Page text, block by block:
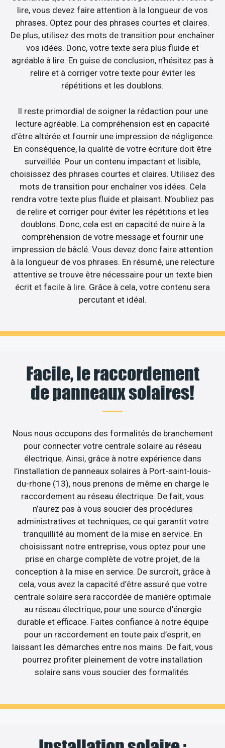
lire, vous devez faire attention à la longueur de vos
phrases. Optez pour des phrases courtes et claires.
De plus, utilisez des mots de transition pour enchaîner
vos idées. Donc, votre texte sera plus fluide et
agréable à lire. En guise de conclusion, n’hésitez pas à
relire et à corriger votre texte pour éviter les
répétitions et les doublons.
Il reste primordial de soigner la rédaction pour une
lecture agréable. La compréhension est en capacité
d’être altérée et fournir une impression de négligence.
En conséquence, la qualité de votre écriture doit être
surveillée. Pour un contenu impactant et lisible,
choisissez des phrases courtes et claires. Utilisez des
mots de transition pour enchaîner vos idées. Cela
rendra votre texte plus fluide et plaisant. N’oubliez pas
de relire et corriger pour éviter les répétitions et les
doublons. Donc, cela est en capacité de nuire à la
compréhension de votre message et fournir une
impression de bâclé. Vous devez donc faire attention
à la longueur de vos phrases. En résumé, une relecture
attentive se trouve être nécessaire pour un texte bien
écrit et facile à lire. Grâce à cela, votre contenu sera
percutant et idéal.
Facile, le raccordement
de panneaux solaires!
Nous nous occupons des formalités de branchement
pour connecter votre centrale solaire au réseau
électrique. Ainsi, grâce à notre expérience dans
l’installation de panneaux solaires à Port-saint-louis-
du-rhone (13), nous prenons de même en charge le
raccordement au réseau électrique. De fait, vous
n’aurez pas à vous soucier des procédures
administratives et techniques, ce qui garantit votre
tranquillité au moment de la mise en service. En
choisissant notre entreprise, vous optez pour une
prise en charge complète de votre projet, de la
conception à la mise en service. De surcroît, grâce à
cela, vous avez la capacité d’être assuré que votre
centrale solaire sera raccordée de manière optimale
au réseau électrique, pour une source d’énergie
durable et efficace. Faites confiance à notre équipe
pour un raccordement en toute paix d’esprit, en
laissant les démarches entre nos mains. De fait, vous
pourrez profiter pleinement de votre installation
solaire sans vous soucier des formalités.